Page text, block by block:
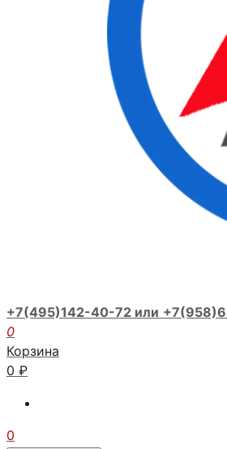
+7(495)142-40-72 или
0
Корзина
0 ₽
0